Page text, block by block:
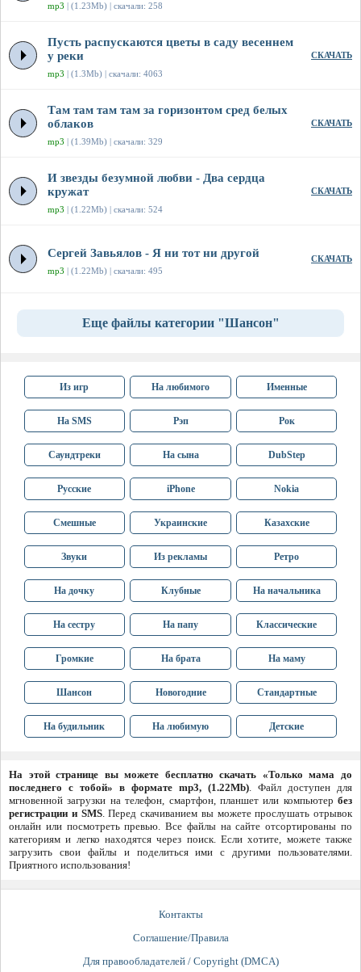
mp3 | (1.23Mb) | скачали: 258
Пусть распускаются цветы в саду весеннем
у реки
mp3 | (1.3Mb) | скачали: 4063
СКАЧАТЬ
Там там там там за горизонтом сред белых
облаков
mp3 | (1.39Mb) | скачали: 329
СКАЧАТЬ
И звезды безумной любви - Два сердца
кружат
mp3 | (1.22Mb) | скачали: 524
СКАЧАТЬ
Сергей Завьялов - Я ни тот ни другой
mp3 | (1.22Mb) | скачали: 495
СКАЧАТЬ
Еще файлы категории "Шансон"
Из игр На любимого Именные
На SMS Рэп Рок
Саундтреки На сына DubStep
Русские iPhone Nokia
Смешные Украинские Казахские
Звуки Из рекламы Ретро
На дочку Клубные На начальника
На сестру На папу Классические
Громкие На брата На маму
Шансон Новогодние Стандартные
На будильник На любимую Детские
На этой странице вы можете бесплатно скачать «Только мама до
последнего с тобой» в формате mp3, (1.22Mb). Файл доступен для
мгновенной загрузки на телефон, смартфон, планшет или компьютер без
регистрации и SMS. Перед скачиванием вы можете прослушать отрывок
онлайн или посмотреть превью. Все файлы на сайте отсортированы по
категориям и легко находятся через поиск. Если хотите, можете также
загрузить свои файлы и поделиться ими с другими пользователями.
Приятного использования!
Контакты
Соглашение/Правила
Для правообладателей / Copyright (DMCA)